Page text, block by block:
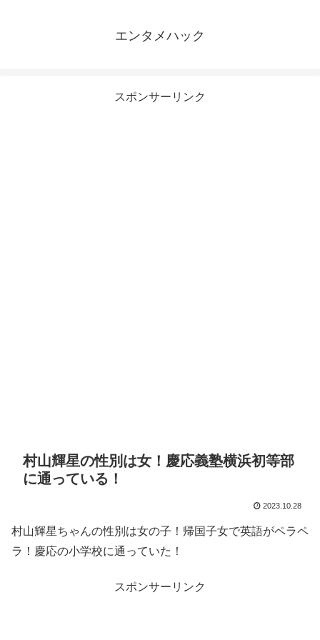
エンタメハック
スポンサーリンク
村山輝星の性別は女！慶応義塾横浜初等部
に通っている！
2023.10.28
村山輝星ちゃんの性別は女の子！帰国子女で英語がペラペ
ラ！慶応の小学校に通っていた！
スポンサーリンク